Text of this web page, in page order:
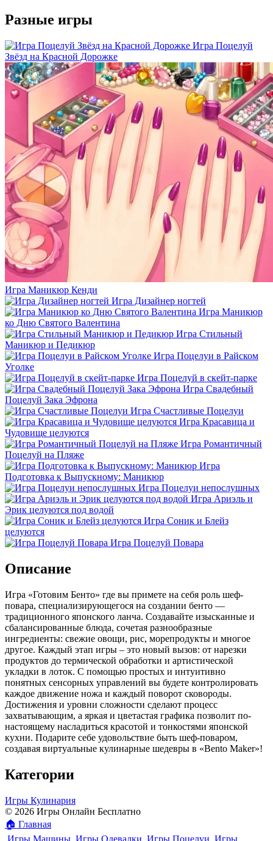
Разные игры
Игра Поцелуй
Звёзд на Красной Дорожке
Игра Маникюр Кенди
Игра Дизайнер ногтей
Игра Маникюр
ко Дню Святого Валентина
Игра Стильный
Маникюр и Педикюр
Игра Поцелуи в Райском
Уголке
Игра Поцелуй в скейт-парке
Игра Свадебный
Поцелуй Зака Эфрона
Игра Счастливые Поцелуи
Игра Красавица и
Чудовище целуются
Игра Романтичный
Поцелуй на Пляже
Игра
Подготовка к Выпускному: Маникюр
Игра Поцелуи непослушных
Игра Ариэль и
Эрик целуются под водой
Игра Соник и Блейз
целуются
Игра Поцелуй Повара
Описание
Игра «Готовим Бенто» где вы примете на себя роль шеф-
повара, специализирующегося на создании бенто —
традиционного японского ланча. Создавайте изысканные и
сбалансированные блюда, сочетая разнообразные
ингредиенты: свежие овощи, рис, морепродукты и многое
другое. Каждый этап игры – это новый вызов: от нарезки
продуктов до термической обработки и артистической
укладки в лоток. С помощью простых и интуитивно
понятных сенсорных управлений вы будете контролировать
каждое движение ножа и каждый поворот сковороды.
Достижения и уровни сложности сделают процесс
захватывающим, а яркая и цветастая графика позволит по-
настоящему насладиться красотой и тонкостями японской
кухни. Подарите себе удовольствие быть шеф-поваром,
создавая виртуальные кулинарные шедевры в «Bento Maker»!
Категории
Игры Кулинария
© 2026 Игры Онлайн Бесплатно
🏠 Главная
Игры Машины Игры Одевалки Игры Поцелуи Игры